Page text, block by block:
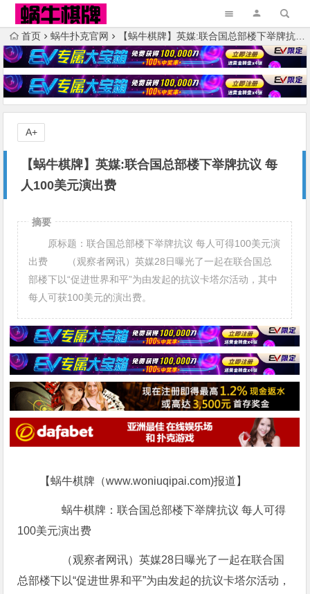
首页 蜗牛扑克官网 【蜗牛棋牌】英媒:联合国总部楼下举牌抗议 每人100美元演出费
【蜗牛棋牌】英媒:联合国总部楼下举牌抗议 每
人100美元演出费
A+
摘要
原标题：联合国总部楼下举牌抗议 每人可得100美元演
出费 （观察者网讯）英媒28日曝光了一起在联合国总
部楼下以“促进世界和平”为由发起的抗议卡塔尔活动，其中
每人可获100美元的演出费。
【蜗牛棋牌（www.woniuqipai.com)报道】
蜗牛棋牌：联合国总部楼下举牌抗议 每人可得
100美元演出费
（观察者网讯）英媒28日曝光了一起在联合国
总部楼下以“促进世界和平”为由发起的抗议卡塔尔活动，